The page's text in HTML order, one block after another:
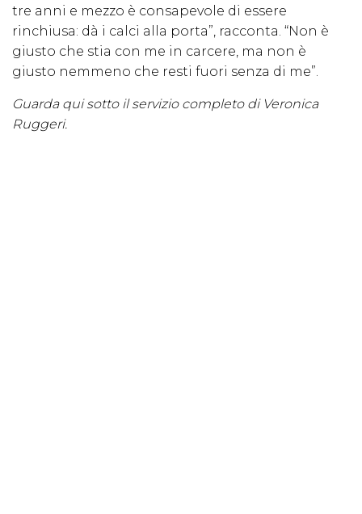
tre anni e mezzo è consapevole di essere
rinchiusa: dà i calci alla porta”, racconta. “Non è
giusto che stia con me in carcere, ma non è
giusto nemmeno che resti fuori senza di me”.
Guarda qui sotto il servizio completo di Veronica
Ruggeri.